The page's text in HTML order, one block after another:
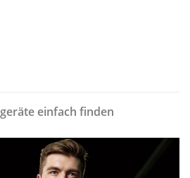
einfach finden